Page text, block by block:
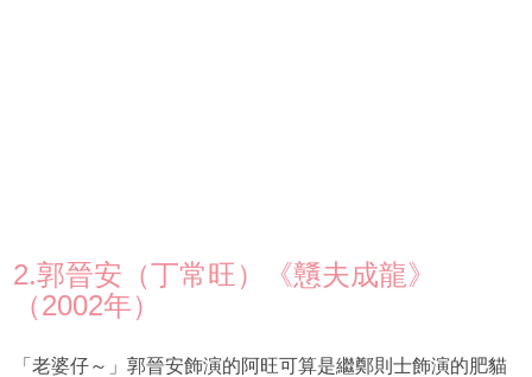
2.郭晉安（丁常旺）《戇夫成龍》
（2002年）
「老婆仔～」郭晉安飾演的阿旺可算是繼鄭則士飾演的肥貓